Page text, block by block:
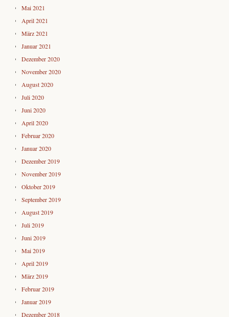
Mai 2021
April 2021
März 2021
Januar 2021
Dezember 2020
November 2020
August 2020
Juli 2020
Juni 2020
April 2020
Februar 2020
Januar 2020
Dezember 2019
November 2019
Oktober 2019
September 2019
August 2019
Juli 2019
Juni 2019
Mai 2019
April 2019
März 2019
Februar 2019
Januar 2019
Dezember 2018